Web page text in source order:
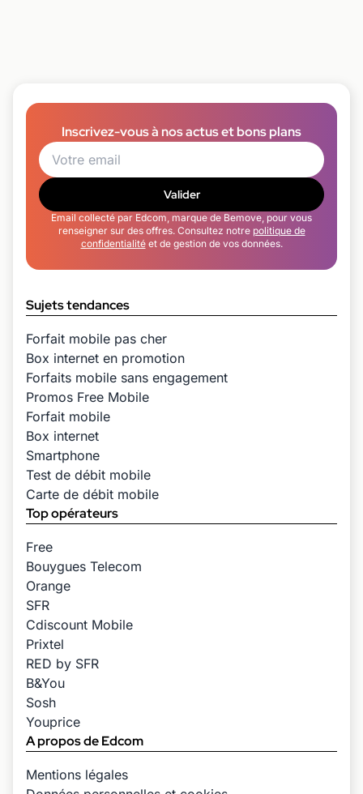
Inscrivez-vous à nos actus et bons plans
Valider
Email collecté par Edcom, marque de Bemove, pour vous
renseigner sur des offres. Consultez notre politique de
confidentialitéet de gestion de vos données.
Sujets tendances
Forfait mobile pas cher
Box internet en promotion
Forfaits mobile sans engagement
Promos Free Mobile
Forfait mobile
Box internet
Smartphone
Test de débit mobile
Carte de débit mobile
Top opérateurs
Free
Bouygues Telecom
Orange
SFR
Cdiscount Mobile
Prixtel
RED by SFR
B&You
Sosh
Youprice
A propos de Edcom
Mentions légales